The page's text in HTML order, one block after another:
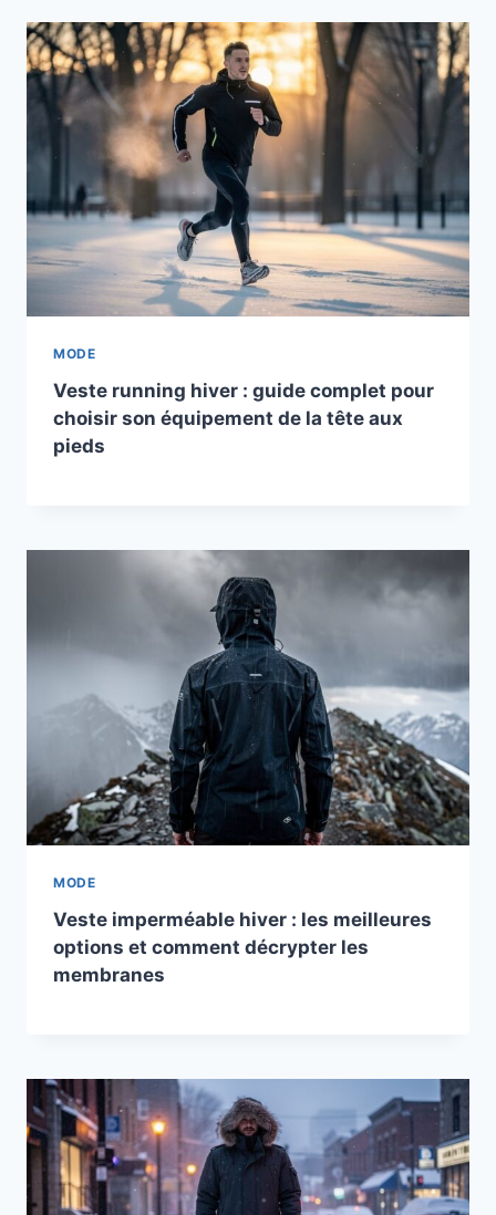
MODE
Veste running hiver : guide complet pour
choisir son équipement de la tête aux
pieds
MODE
Veste imperméable hiver : les meilleures
options et comment décrypter les
membranes